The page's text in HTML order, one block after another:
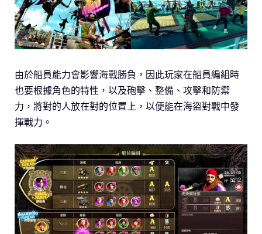
由於船員能力會影響海戰勝負，因此玩家在船員編組時
也要根據角色的特性，以及砲擊、整備、攻擊和防禦
力，將對的人放在對的位置上，以便能在海盜對戰中發
揮戰力。